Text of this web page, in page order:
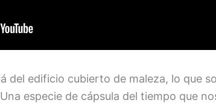
del edificio cubierto de maleza, lo que
especie de cápsula del tiempo que